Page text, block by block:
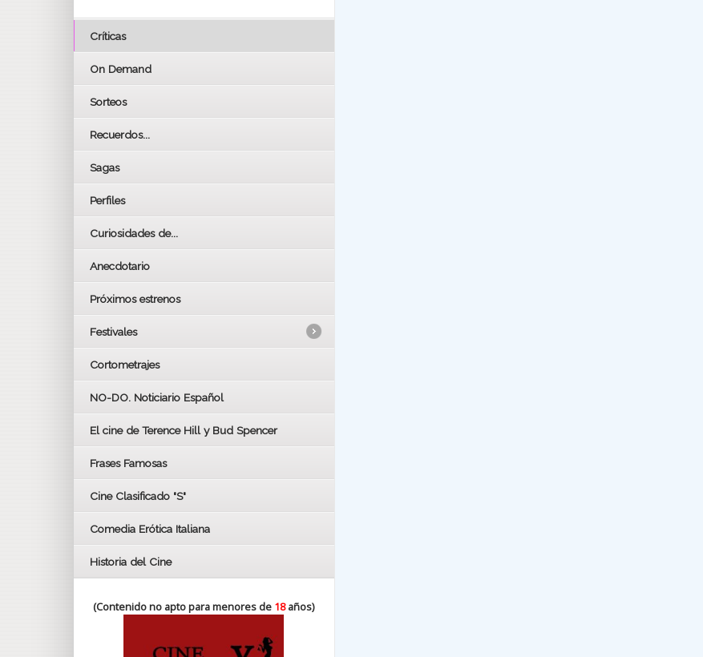
Críticas
On Demand
Sorteos
Recuerdos...
Sagas
Perfiles
Curiosidades de...
Anecdotario
Próximos estrenos
Festivales
LOS OSCARS
BAFTA
Cortometrajes
NO-DO. Noticiario Español
El cine de Terence Hill y Bud Spencer
Frases Famosas
Cine Clasificado "S"
Comedia Erótica Italiana
Historia del Cine
(Contenido no apto para menores de 18años)